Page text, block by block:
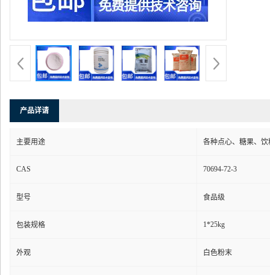
产品详请
主要用途 各种点心、糖果、
CAS 70694-72-3
型号 食品级
包装规格 1*25kg
外观 白色粉末